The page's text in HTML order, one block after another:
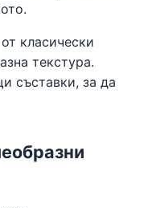
класически
текстура.
съставки, за да